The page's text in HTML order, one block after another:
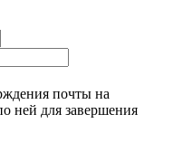
почты на
ней для завершения